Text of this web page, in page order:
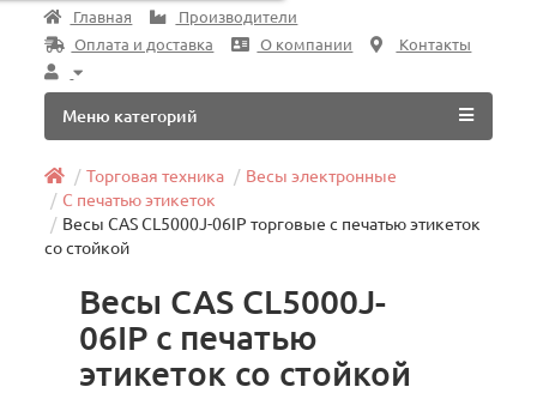
Главная
Производители
Оплата и доставка
О компании Контакты
Меню категорий
Торговая техника
Весы электронные
С печатью этикеток
Весы CAS CL5000J-06IP торговые с печатью этикеток
со стойкой
Весы CAS CL5000J-
06IP с печатью
этикеток со стойкой